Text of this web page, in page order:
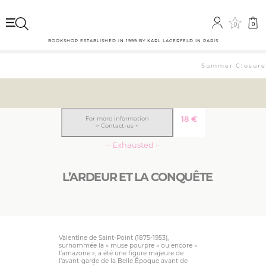
0 0
BOOKSHOP ESTABLISHED IN 1999 BY KARL LAGERFELD IN PARIS
Summer
L’ARDEUR ET LA CONQUÊTE
18 €
For more information
> Contact-us <
··· Exhausted ···
Valentine de Saint-Point (1875-1953),
surnommée la « muse pourpre » ou encore «
l’amazone », a été une figure majeure de
l’avant-garde de la Belle Époque avant de